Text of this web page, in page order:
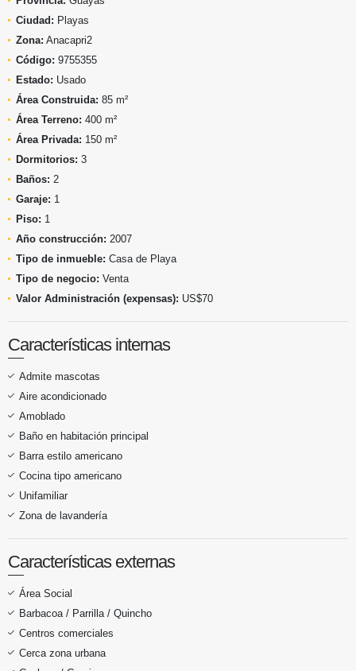
Ciudad: Playas
Zona: Anacapri2
Código: 9755355
Estado: Usado
Área Construida: 85 m²
Área Terreno: 400 m²
Área Privada: 150 m²
Dormitorios: 3
Baños: 2
Garaje: 1
Piso: 1
Año construcción: 2007
Tipo de inmueble: Casa de Playa
Tipo de negocio: Venta
Valor Administración (expensas): US$70
Características internas
Admite mascotas
Aire acondicionado
Amoblado
Baño en habitación principal
Barra estilo americano
Cocina tipo americano
Unifamiliar
Zona de lavandería
Características externas
Área Social
Barbacoa / Parrilla / Quincho
Centros comerciales
Cerca zona urbana